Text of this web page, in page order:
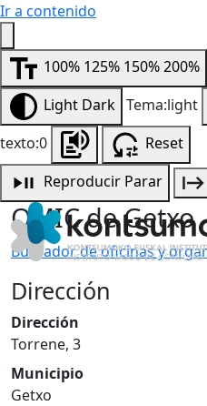
Ir a contenido
100% 125% 150%200%
Light Dark Tema:light
texto:0
Reset
Reproducir Parar
OMIC de Getxo
Buscador de oficinas y
Dirección
Dirección
Torrene, 3
Municipio
Getxo